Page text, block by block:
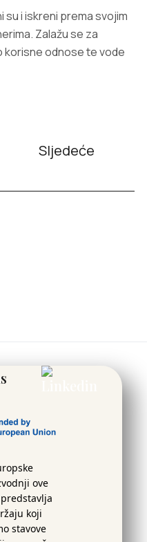
su i iskreni prema svojim
Zalažu se za
odnose te vode
Sljedeće
ove
koji
stavove